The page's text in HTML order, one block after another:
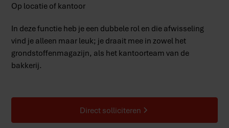
Op locatie of kantoor
In deze functie heb je een dubbele rol en die afwisseling
vind je alleen maar leuk; je draait mee in zowel het
grondstoffenmagazijn, als het kantoorteam van de
bakkerij.
Direct solliciteren